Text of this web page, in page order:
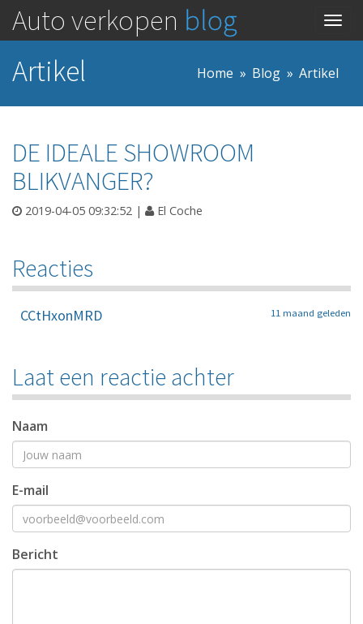
Auto verkopen blog
Artikel
Home Blog Artikel
DE IDEALE SHOWROOM
BLIKVANGER?
2019-04-05 09:32:52 | El Coche
Reacties
CCtHxonMRD 11 maand geleden
Laat een reactie achter
Naam
E-mail
Bericht